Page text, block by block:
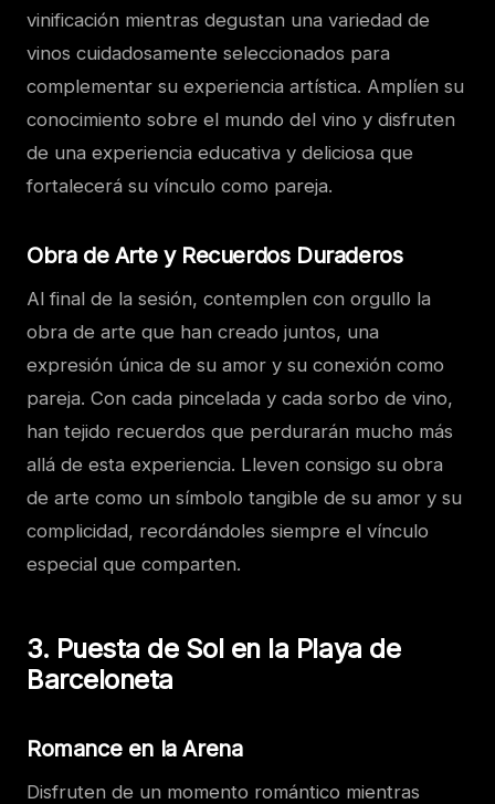
vinificación mientras degustan una variedad de
vinos cuidadosamente seleccionados para
complementar su experiencia artística. Amplíen su
conocimiento sobre el mundo del vino y disfruten
de una experiencia educativa y deliciosa que
fortalecerá su vínculo como pareja.
Obra de Arte y Recuerdos Duraderos
Al final de la sesión, contemplen con orgullo la
obra de arte que han creado juntos, una
expresión única de su amor y su conexión como
pareja. Con cada pincelada y cada sorbo de vino,
han tejido recuerdos que perdurarán mucho más
allá de esta experiencia. Lleven consigo su obra
de arte como un símbolo tangible de su amor y su
complicidad, recordándoles siempre el vínculo
especial que comparten.
3. Puesta de Sol en la Playa de
Barceloneta
Romance en la Arena
Disfruten de un momento romántico mientras